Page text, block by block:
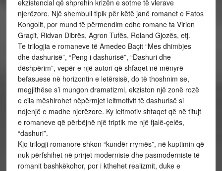
ekzistencial që shprehin krizën e sotme të vlerave
njerëzore. Një shembull tipik për këtë janë romanet e Fatos
Kongolit, por mund të përmendim edhe romane ta Virion
Graçit, Ridvan Dibrës, Agron Tufës, Roland Gjozës, etj.
Te trilogjia e romaneve të Amedeo Baçit “Mes dhimbjes
dhe dashurisë”, “Peng i dashurisë”, “Dashuri dhe
dëshpërim”, vepër e një autori që shfaqet në mënyrë
befasuese në horizontin e letërsisë, do të thoshnim se,
megjithëse s’i mungon dramatizmi, ekziston një zonë rozë
e cila mëshirohet nëpërmjet leitmotivit të dashurisë si
ndjenjë e madhe njerëzore. Ky leitmotiv shfaqet që në titujt
e romaneve që përbëjnë një triptik me një fjalë-çelës,
“dashuri”.
Kjo trilogji romanore shkon “kundër rrymës”, në kuptimin që
nuk përfshihet në prirjet moderniste dhe pasmoderniste të
romanit bashkëkohor, por i kthehet realizmit, duke e